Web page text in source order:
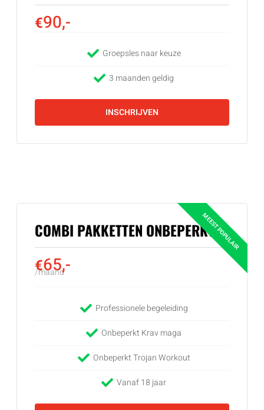
€90,-
Groepsles naar keuze
3 maanden geldig
INSCHRIJVEN
COMBI PAKKETTEN ONBEPERKT
€65,-
/maand
Professionele begeleiding
Onbeperkt Krav maga
Onbeperkt Trojan Workout
Vanaf 18 jaar